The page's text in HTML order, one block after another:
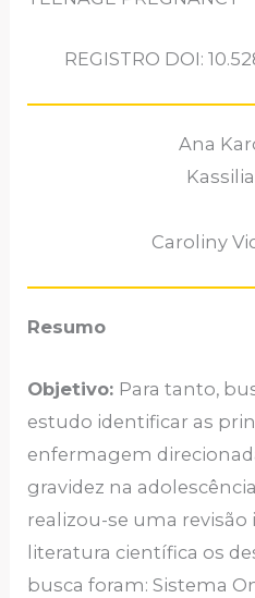
REGISTRO DOI:
Ana
Caroliny
Resumo
Objetivo: Para tanto,
estudo identificar as
enfermagem
gravidez na
realizou-se uma revisão
literatura científica os
busca foram: Sistema